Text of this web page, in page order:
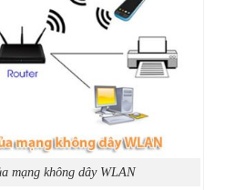
mạng không dây WLAN